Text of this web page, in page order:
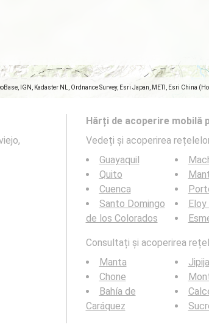
IGN, Kadaster NL, Ordnance Survey, Esri Japan, METI, Esri China
Hărți de acoperire mobilă
Vedeți și acoperirea
Guayaquil
Quito
Cuenca
Santo Domingo
de los Colorados
Consultați și acoperirea
Manta
Chone
Bahía de
Caráquez